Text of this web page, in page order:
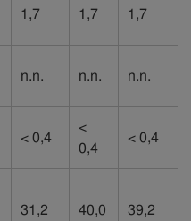
1,7 1,7 1,7
n.n. n.n. n.n.
< 0,4
<
0,4
< 0,4
31,2 40,0 39,2